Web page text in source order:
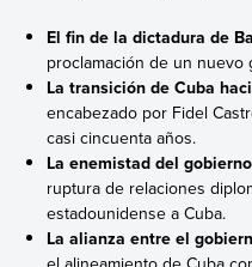
El fin de la dictadura de
proclamación de un nuevo
La transición de Cuba
encabezado por Fidel
casi cincuenta años.
La enemistad del
ruptura de relaciones
estadounidense a Cuba.
La alianza entre el